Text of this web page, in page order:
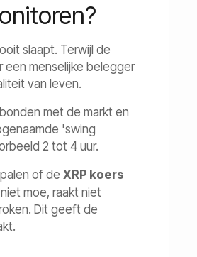
slaapt. Terwijl de
een menselijke belegger
van leven.
met de markt en
'swing
2 tot 4 uur.
of de XRP koers
moe, raakt niet
Dit geeft de